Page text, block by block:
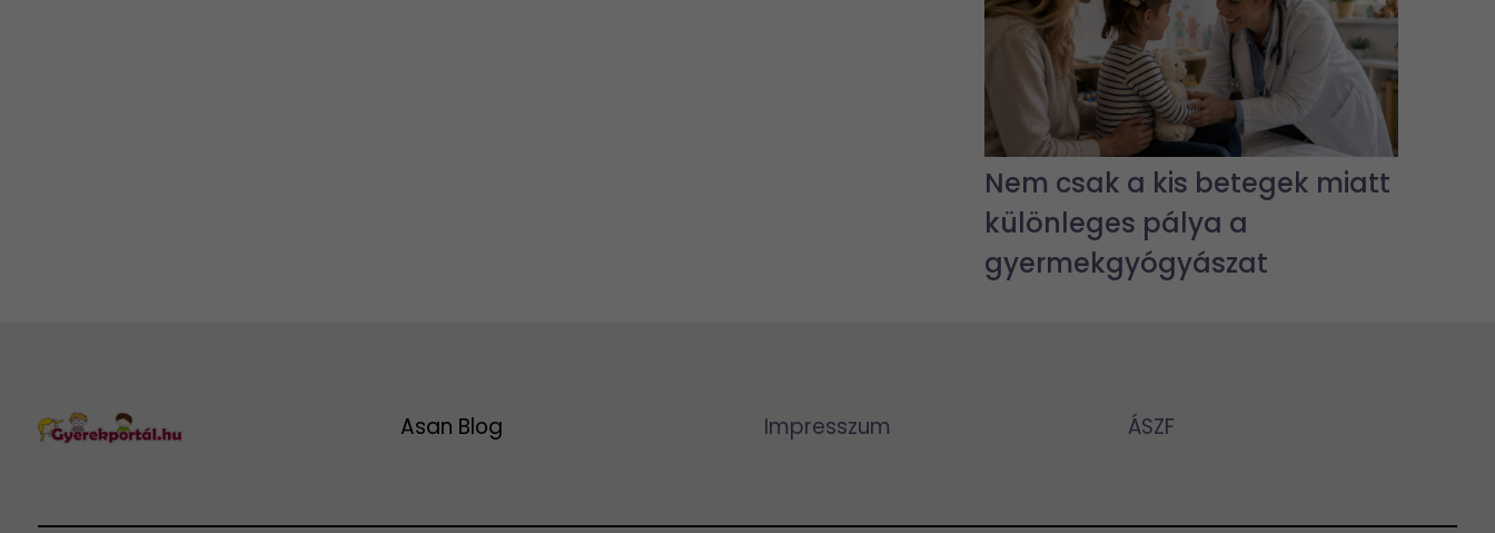
Nem csak a kis betegek miatt
különleges pálya a
gyermekgyógyászat
Asan Blog Impresszum ÁSZF